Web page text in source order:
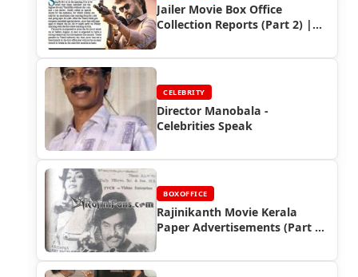
Jailer Movie Box Office
Collection Reports (Part 2) |
Hit
CELEBRITY
Director Manobala -
Celebrities Speak
BOXOFFICE
Rajinikanth Movie Kerala
Paper Advertisements (Part 4)